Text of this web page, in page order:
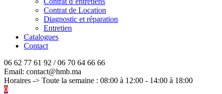
Contrat de Location
Diagnostic et réparation
Entretien
Catalogues
Contact
06 62 77 61 92 / 06 70 64 66 66
Email: contact@hmb.ma
Horaires -> Toute la semaine : 08:00 à 12:00 - 14:00 à 18:00
0